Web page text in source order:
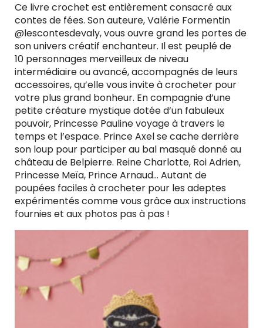
Ce livre crochet est entièrement consacré aux
contes de fées. Son auteure, Valérie Formentin
@lescontesdevaly, vous ouvre grand les portes de
son univers créatif enchanteur. Il est peuplé de
10 personnages merveilleux de niveau
intermédiaire ou avancé, accompagnés de leurs
accessoires, qu’elle vous invite à crocheter pour
votre plus grand bonheur. En compagnie d’une
petite créature mystique dotée d’un fabuleux
pouvoir, Princesse Pauline voyage à travers le
temps et l’espace. Prince Axel se cache derrière
son loup pour participer au bal masqué donné au
château de Belpierre. Reine Charlotte, Roi Adrien,
Princesse Meïa, Prince Arnaud… Autant de
poupées faciles à crocheter pour les adeptes
expérimentés comme vous grâce aux instructions
fournies et aux photos pas à pas !